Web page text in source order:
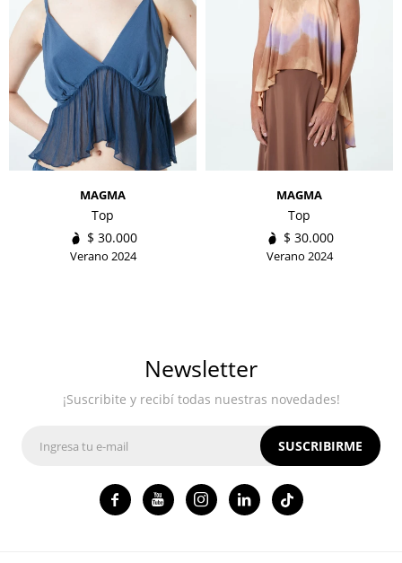
MAGMA
Top
$ 30.000
Verano 2024
MAGMA
Top
$ 30.000
Verano 2024
Newsletter
¡Suscribite y recibí todas nuestras novedades!
SUSCRIBIRME
   